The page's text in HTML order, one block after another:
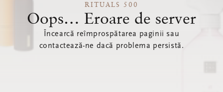
RITUALS 500
Oops… Eroare de server
Încearcă reîmprospătarea paginii sau
contactează-ne dacă problema persistă.